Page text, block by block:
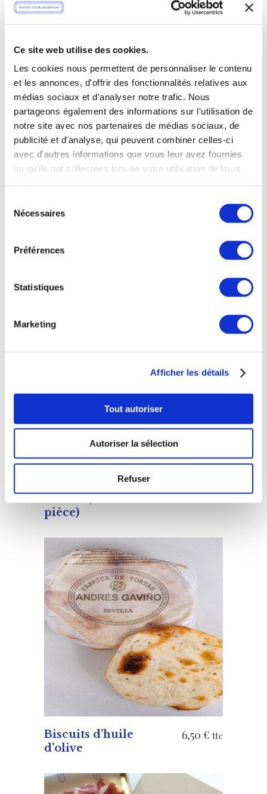
Ce site web utilise des cookies.
Les cookies nous permettent de personnaliser le contenu
et les annonces, d'offrir des fonctionnalités relatives aux
médias sociaux et d'analyser notre trafic. Nous
partageons également des informations sur l'utilisation de
notre site avec nos partenaires de médias sociaux, de
publicité et d'analyse, qui peuvent combiner celles-ci
avec d'autres informations que vous leur avez fournies
ou qu'ils ont collectées lors de votre utilisation de leurs
Nécessaires
Préférences
Statistiques
Marketing
Afficher les détails
Tout autoriser
Autoriser la sélection
Refuser
* Riz en Paella
noir
–115,00€Plage
de
à
115,00 €
ttc
VOIR LES PRODUITS
** Riz en Paella
–
Plage
prix :
120,00 €
AJOUTER AU PANIER
pièce)
AJOUTER AU PANIER
Biscuits d’huile
d’olive
6,50 € ttc